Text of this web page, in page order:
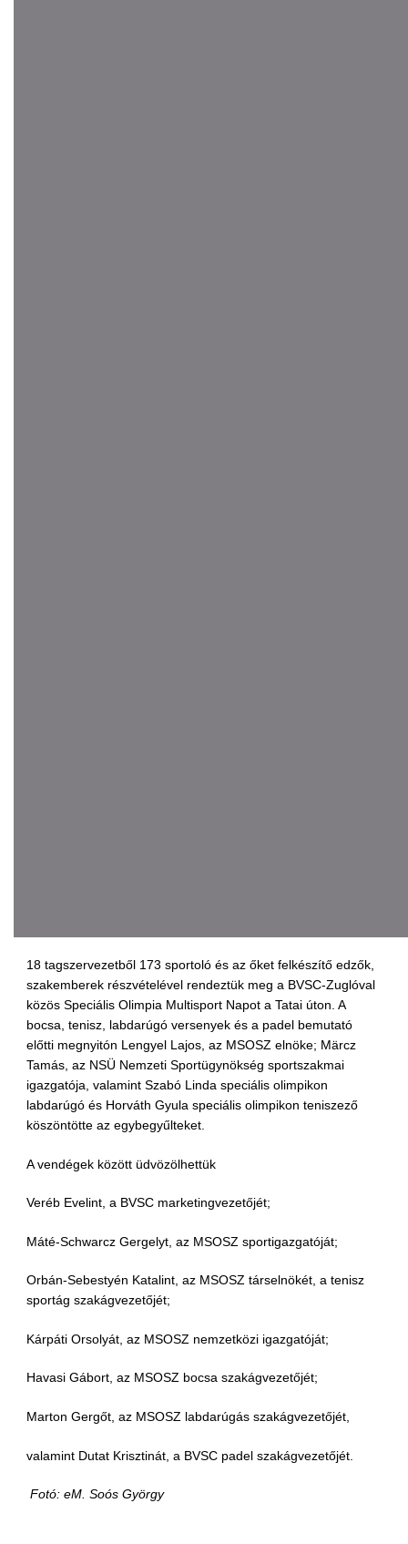
18 tagszervezetből 173 sportoló és az őket felkészítő edzők,
szakemberek részvételével rendeztük meg a BVSC-Zuglóval
közös Speciális Olimpia Multisport Napot a Tatai úton. A
bocsa, tenisz, labdarúgó versenyek és a padel bemutató
előtti megnyitón Lengyel Lajos, az MSOSZ elnöke; Märcz
Tamás, az NSÜ Nemzeti Sportügynökség sportszakmai
igazgatója, valamint Szabó Linda speciális olimpikon
labdarúgó és Horváth Gyula speciális olimpikon teniszező
köszöntötte az egybegyűlteket.
A vendégek között üdvözölhettük
Veréb Evelint, a BVSC marketingvezetőjét;
Máté-Schwarcz Gergelyt, az MSOSZ sportigazgatóját;
Orbán-Sebestyén Katalint, az MSOSZ társelnökét, a tenisz
sportág szakágvezetőjét;
Kárpáti Orsolyát, az MSOSZ nemzetközi igazgatóját;
Havasi Gábort, az MSOSZ bocsa szakágvezetőjét;
Marton Gergőt, az MSOSZ labdarúgás szakágvezetőjét,
valamint Dutat Krisztinát, a BVSC padel szakágvezetőjét.
Fotó: eM. Soós György